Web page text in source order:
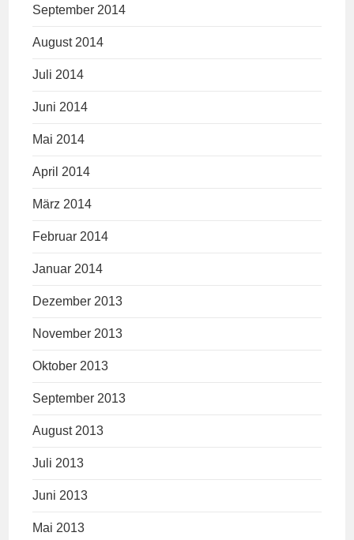
September 2014
August 2014
Juli 2014
Juni 2014
Mai 2014
April 2014
März 2014
Februar 2014
Januar 2014
Dezember 2013
November 2013
Oktober 2013
September 2013
August 2013
Juli 2013
Juni 2013
Mai 2013